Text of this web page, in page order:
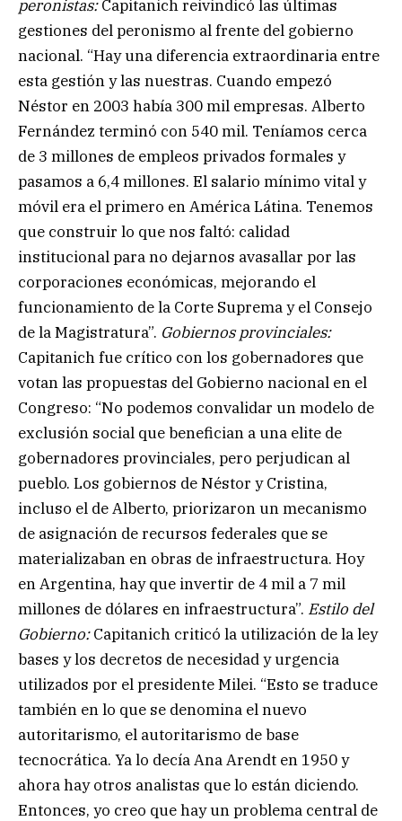
peronistas:Capitanich reivindicó las últimas
gestiones del peronismo al frente del gobierno
nacional. “Hay una diferencia extraordinaria entre
esta gestión y las nuestras. Cuando empezó
Néstor en 2003 había 300 mil empresas. Alberto
Fernández terminó con 540 mil. Teníamos cerca
de 3 millones de empleos privados formales y
pasamos a 6,4 millones. El salario mínimo vital y
móvil era el primero en América Látina. Tenemos
que construir lo que nos faltó: calidad
institucional para no dejarnos avasallar por las
corporaciones económicas, mejorando el
funcionamiento de la Corte Suprema y el Consejo
de la Magistratura”. Gobiernos provinciales:
Capitanich fue crítico con los gobernadores que
votan las propuestas del Gobierno nacional en el
Congreso: “No podemos convalidar un modelo de
exclusión social que benefician a una elite de
gobernadores provinciales, pero perjudican al
pueblo. Los gobiernos de Néstor y Cristina,
incluso el de Alberto, priorizaron un mecanismo
de asignación de recursos federales que se
materializaban en obras de infraestructura. Hoy
en Argentina, hay que invertir de 4 mil a 7 mil
millones de dólares en infraestructura”. Estilo del
Gobierno:Capitanich criticó la utilización de la ley
bases y los decretos de necesidad y urgencia
utilizados por el presidente Milei. “Esto se traduce
también en lo que se denomina el nuevo
autoritarismo, el autoritarismo de base
tecnocrática. Ya lo decía Ana Arendt en 1950 y
ahora hay otros analistas que lo están diciendo.
Entonces, yo creo que hay un problema central de